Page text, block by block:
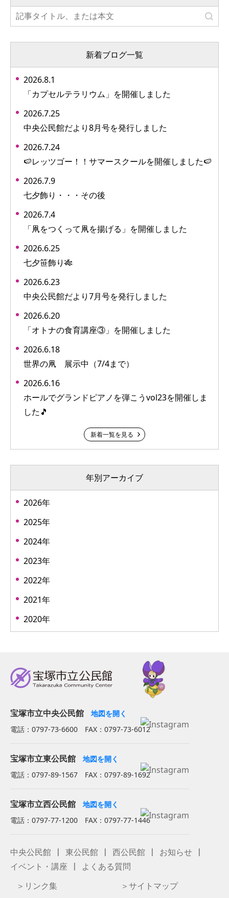
新着ブログ一覧
2026.8.1
「カプセルテラリウム」を開催しました
2026.7.25
中央公民館だより8月号を発行しました
2026.7.24
🍉レッツゴー！！サマースクールを開催しました🍉
2026.7.9
七夕飾り・・・その後
2026.7.4
「凧をつくって凧を揚げる」を開催しました
2026.6.25
七夕笹飾り🎋
2026.6.23
中央公民館だより7月号を発行しました
2026.6.20
「オトナの食育講座③」を開催しました
2026.6.18
世界の凧 展示中（7/4まで）
2026.6.16
ホールでグランドピアノを弾こうvol23を開催しま
した🎵
新着一覧を見る
年別アーカイブ
2026年
2025年
2024年
2023年
2022年
2021年
2020年
宝塚市立中央公民館
地図を開く
電話：0797-73-6600 FAX：0797-73-6012
宝塚市立東公民館
地図を開く
電話：0797-89-1567 FAX：0797-89-1692
宝塚市立西公民館
地図を開く
電話：0797-77-1200 FAX：0797-77-1446
中央公民館 東公民館 西公民館
お知らせ
イベント・講座
よくある質問
リンク集
サイトマップ